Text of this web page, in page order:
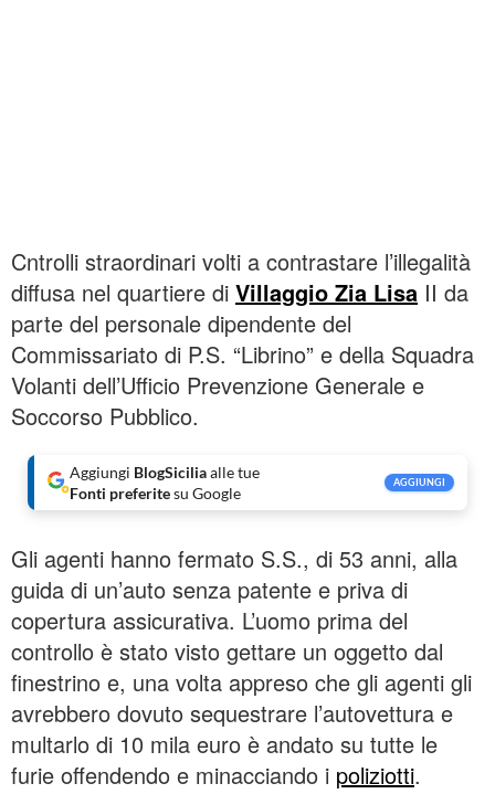
Cntrolli straordinari volti a contrastare l’illegalità
diffusa nel quartiere di Villaggio Zia Lisa II da
parte del personale dipendente del
Commissariato di P.S. “Librino” e della Squadra
Volanti dell’Ufficio Prevenzione Generale e
Soccorso Pubblico.
Aggiungi BlogSiciliaalle tue
Fonti preferitesu Google
AGGIUNGI
Gli agenti hanno fermato S.S., di 53 anni, alla
guida di un’auto senza patente e priva di
copertura assicurativa. L’uomo prima del
controllo è stato visto gettare un oggetto dal
finestrino e, una volta appreso che gli agenti gli
avrebbero dovuto sequestrare l’autovettura e
multarlo di 10 mila euro è andato su tutte le
furie offendendo e minacciando i poliziotti.